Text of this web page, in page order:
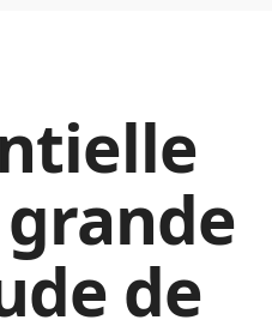
grande
de